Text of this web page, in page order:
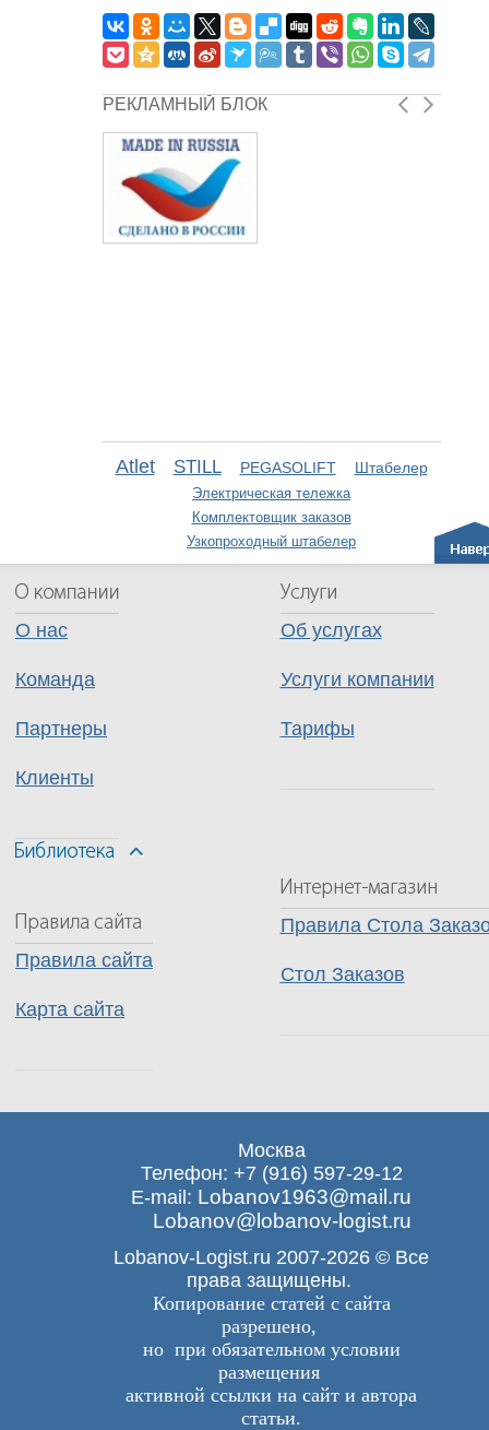
РЕКЛАМНЫЙ БЛОК
Atlet STILL PEGASOLIFT Штабелер
Электрическая тележка
Комплектовщик заказов
Узкопроходный штабелер
О нас
Команда
Партнеры
Клиенты
Об услугах
Услуги компании
Тарифы
Правила Стола
Стол Заказов
Правила сайта
Карта сайта
Москва
Телефон: +7 (916) 597-29-12
E-mail: Lobanov1963@mail.ru
Lobanov@lobanov-logist.ru
Lobanov-Logist.ru 2007-2026 © Все
права защищены.
Копирование статей с сайта
разрешено,
но при обязательном условии
размещения
активной ссылки на сайт и автора
статьи.